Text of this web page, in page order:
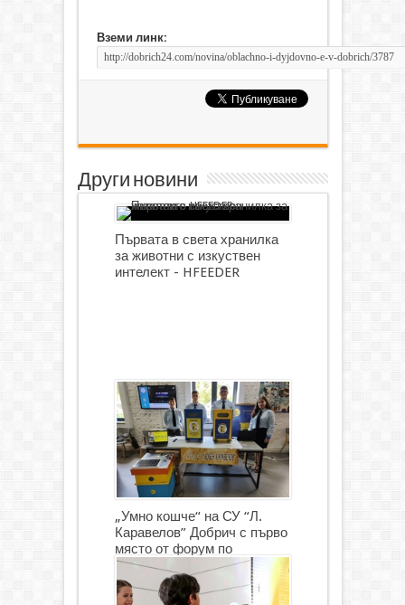
Вземи линк:
Други новини
Първата в света хранилка
за животни с изкуствен
интелект - HFEEDER
„Умно кошче“ на СУ “Л.
Каравелов” Добрич с първо
място от форум по
роботика